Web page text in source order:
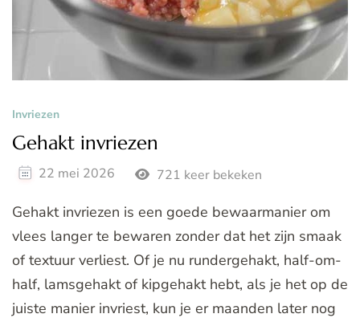
Invriezen
Gehakt invriezen
22 mei 2026 721 keer bekeken
Gehakt invriezen is een goede bewaarmanier om
vlees langer te bewaren zonder dat het zijn smaak
of textuur verliest. Of je nu rundergehakt, half-om-
half, lamsgehakt of kipgehakt hebt, als je het op de
juiste manier invriest, kun je er maanden later nog